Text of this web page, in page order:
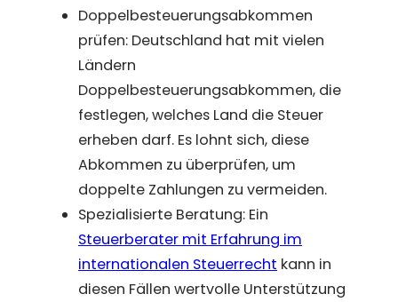
Doppelbesteuerungsabkommen
prüfen: Deutschland hat mit vielen
Ländern
Doppelbesteuerungsabkommen, die
festlegen, welches Land die Steuer
erheben darf. Es lohnt sich, diese
Abkommen zu überprüfen, um
doppelte Zahlungen zu vermeiden.
Spezialisierte Beratung: Ein
Steuerberater mit Erfahrung im
internationalen Steuerrecht kann in
diesen Fällen wertvolle Unterstützung